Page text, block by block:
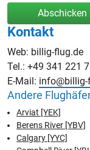
Abschicken
Kontakt
Web: billig-flug.de
Tel.: +49 341 221
E-Mail:
Andere
Arviat [YEK]
Berens River [YBV]
Calgary [YYC]